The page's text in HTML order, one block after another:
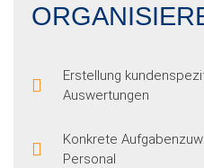
Erstellung
Auswertungen
Konkrete
Personal